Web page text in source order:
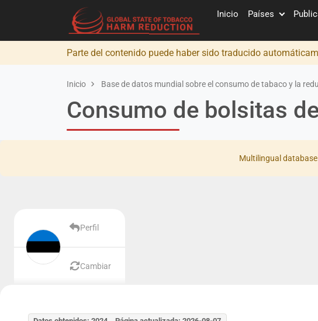
Inicio Países
Parte del contenido puede haber sido traducido
Inicio Base de datos mundial sobre el consumo de tabaco y la
Consumo de bolsitas
Multilingual
Perfil
Cambiar